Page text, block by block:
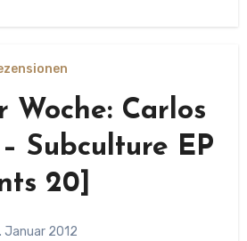
Woche: Carlos
Subculture EP
20]
Januar 2012